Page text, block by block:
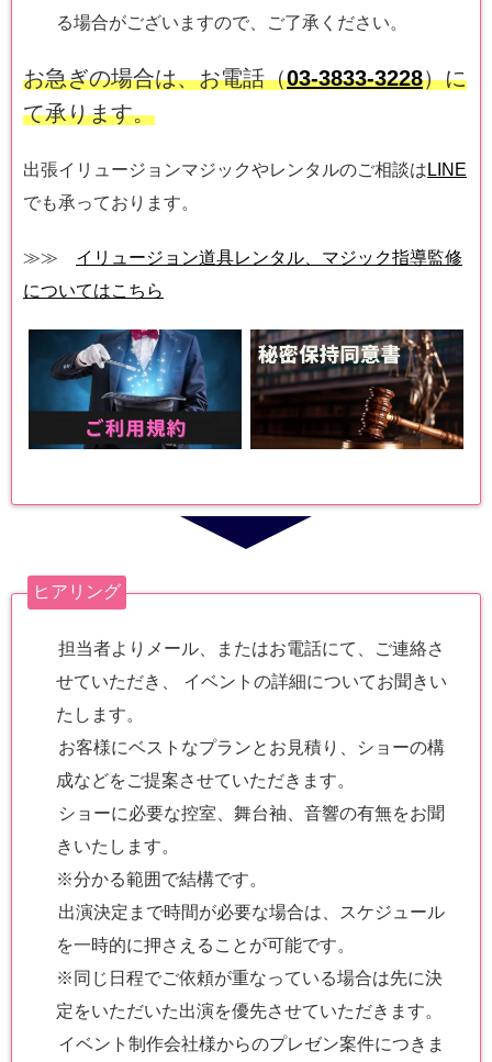
る場合がございますので、ご了承ください。
お急ぎの場合は、お電話（03-3833-3228）に
て承ります。
出張イリュージョンマジックやレンタルのご相談は LINE
でも承っております。
≫≫ イリュージョン道具レンタル、マジック指導監修
についてはこちら
ヒアリング
担当者よりメール、またはお電話にて、ご連絡さ
せていただき、 イベントの詳細についてお聞きい
たします。
お客様にベストなプランとお見積り、ショーの構
成などをご提案させていただきます。
ショーに必要な控室、舞台袖、音響の有無をお聞
きいたします。
※分かる範囲で結構です。
出演決定まで時間が必要な場合は、スケジュール
を一時的に押さえることが可能です。
※同じ日程でご依頼が重なっている場合は先に決
定をいただいた出演を優先させていただきます。
イベント制作会社様からのプレゼン案件につきま